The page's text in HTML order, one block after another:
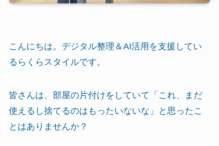
こんにちは。デジタル整理＆AI活用を支援してい
るらくらスタイルです。
皆さんは、部屋の片付けをしていて「これ、まだ
使えるし捨てるのはもったいないな」と思ったこ
とはありませんか？